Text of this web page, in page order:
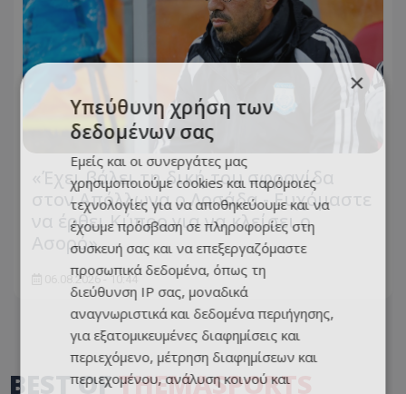
«Έχει βάλει τη δική του σφραγίδα
στον Απόλλωνα ο Λοσάδα - Ευχόμαστε
να έρθει Κύπρο για να κλείσει ο
Ασορό»
06.08.2026 - 10:44
BEST OFTHEMASPORTS
×
Υπεύθυνη χρήση των
δεδομένων σας
Εμείς και οι συνεργάτες μας
χρησιμοποιούμε cookies και παρόμοιες
τεχνολογίες για να αποθηκεύουμε και να
έχουμε πρόσβαση σε πληροφορίες στη
συσκευή σας και να επεξεργαζόμαστε
προσωπικά δεδομένα, όπως τη
διεύθυνση IP σας, μοναδικά
αναγνωριστικά και δεδομένα περιήγησης,
για εξατομικευμένες διαφημίσεις και
περιεχόμενο, μέτρηση διαφημίσεων και
περιεχομένου, ανάλυση κοινού και